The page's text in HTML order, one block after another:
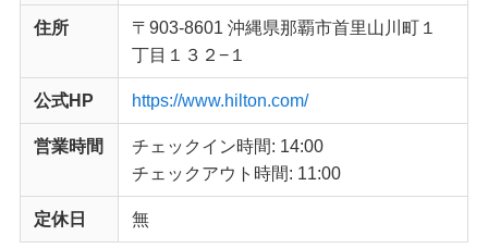
住所
〒903-8601 沖縄県那覇市首里山川町１
丁目１３２−１
公式HP https://www.hilton.com/
営業時間
チェックイン時間: 14:00
チェックアウト時間: 11:00
定休日 無